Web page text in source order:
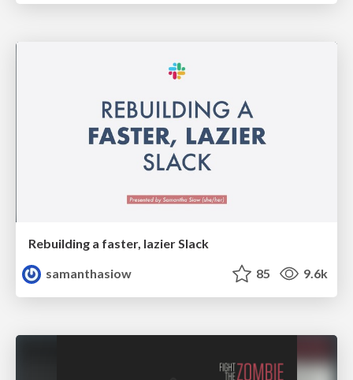
Rebuilding a faster, lazier Slack
samanthasiow
85 9.6k